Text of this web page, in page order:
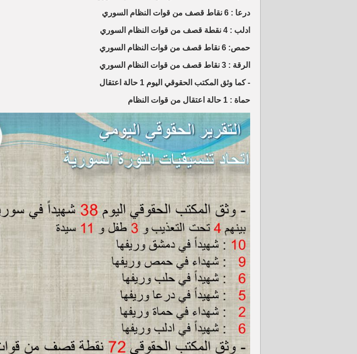
درعا : 6 نقاط قصف من قوات النظام السوري
ادلب : 4 نقطة قصف من قوات النظام السوري
حمص: 6 نقاط قصف من قوات النظام السوري
الرقة : 3 نقاط قصف من قوات النظام السوري
- كما وثق المكتب الحقوقي اليوم 1 حالة اعتقال
حماة : 1 حالة اعتقال من قوات النظام